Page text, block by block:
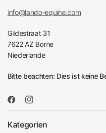
info@lando-equine.com
Gildestraat 31
7622 AZ Borne
Niederlande
Bitte beachten: Dies ist keine
Kategorien